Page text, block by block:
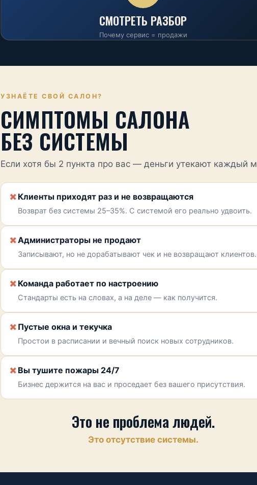
СМОТРЕТЬ РАЗБОР
Почему сервис = продажи
УЗНАЁТЕ СВОЙ САЛОН?
СИМПТОМЫ САЛОНА
БЕЗ СИСТЕМЫ
Если хотя бы 2 пункта про вас — деньги утекают каждый
✗ Клиенты приходят раз и не возвращаются
Возврат без системы 25–35%. С системой его реально удвоить.
✗Администраторы не продают
Записывают, но не дорабатывают чек и не возвращают клиентов.
✗ Команда работает по настроению
Стандарты есть на словах, а на деле — как получится.
✗ Пустые окна и текучка
Простои в расписании и вечный поиск новых сотрудников.
✗ Вы тушите пожары 24/7
Бизнес держится на вас и проседает без вашего присутствия.
Это не проблема людей.
Это отсутствие системы.